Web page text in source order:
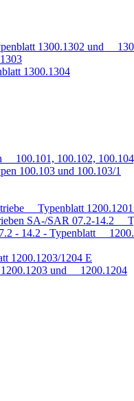
1300.1302 und
1300.1304
100.102,
100.103 und 100.103/1
Typenblatt 1200.1201
SA-/SAR 07.2-14.2
- 14.2 - Typenblatt
1200.1203/1204 E
und 1200.1204